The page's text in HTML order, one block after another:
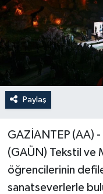
Paylaş
GAZİANTEP (AA)
(GAÜN) Tekstil ve
öğrencilerinin
sanatseverlerle